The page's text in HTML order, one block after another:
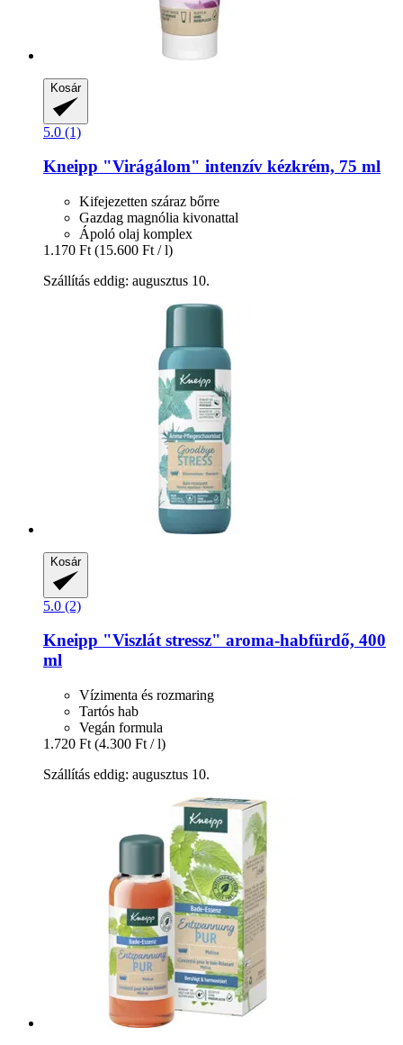
Kosár
5.0 (1)
Kneipp "Virágálom" intenzív kézkrém, 75 ml
Kifejezetten száraz bőrre
Gazdag magnólia kivonattal
Ápoló olaj komplex
1.170 Ft (15.600 Ft / l)
Szállítás eddig: augusztus 10.
Kosár
5.0 (2)
Kneipp "Viszlát stressz" aroma-​habfürdő, 400
ml
Vízimenta és rozmaring
Tartós hab
Vegán formula
1.720 Ft (4.300 Ft / l)
Szállítás eddig: augusztus 10.